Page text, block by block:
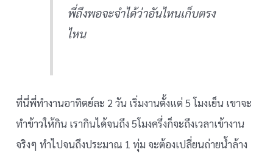
พี่ถึงพอจะจำได้ว่าอันไหนเก็บตรง
ไหน
ที่นี่พี่ทำงานอาทิตย์ละ 2 วัน เริ่มงานตั้งแต่ 5 โมงเย็น เขาจะ
ทำข้าวให้กิน เรากินได้จนถึง 5โมงครึ่งก็จะถึงเวลาเข้างาน
จริงๆ ทำไปจนถึงประมาณ 1 ทุ่ม จะต้องเปลี่ยนถ่ายน้ำล้าง